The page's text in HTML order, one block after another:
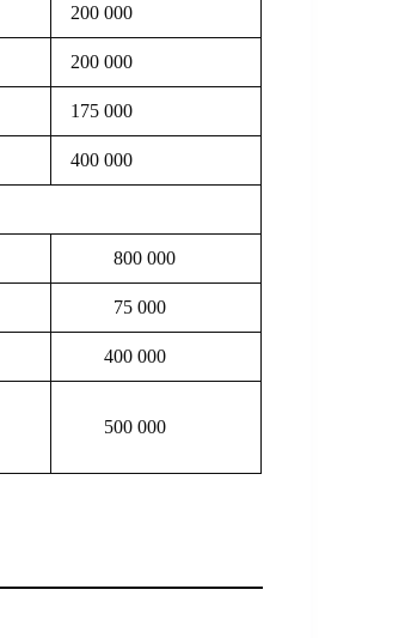
200 000
200 000
175 000
400 000
800 000
75 000
400 000
500 000